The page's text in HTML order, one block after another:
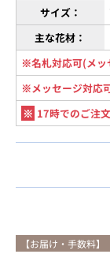
サイズ：
主な花材：
※名札対応可(メッ
※メッセージ対応
※ 17時でのご注
【お届け・手数料】